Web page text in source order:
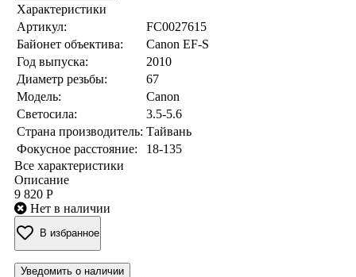
Характеристики
Артикул:
FC0027615
Байонет объектива:
Canon EF-S
Год выпуска:
2010
Диаметр резьбы:
67
Модель:
Canon
Светосила:
3.5-5.6
Страна производитель: Тайвань
Фокусное расстояние:
18-135
Все характеристики
Описание
9 820 Р
Нет в наличии
В избранное
Уведомить о наличии